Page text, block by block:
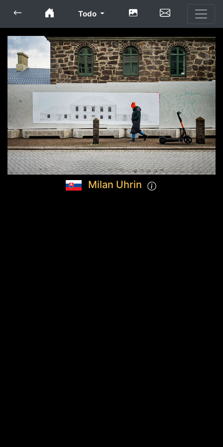
Todo
Milan Uhrin